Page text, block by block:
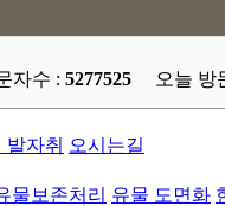
자수 : 5277525 오늘 방
발자취 오시는길
물보존처리 유물 도면화